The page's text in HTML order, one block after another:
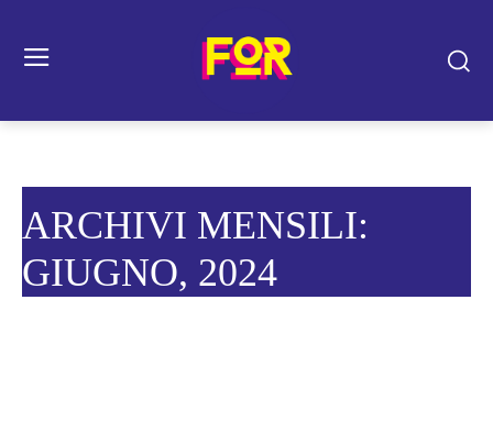
ARCHIVI MENSILI:
GIUGNO, 2024